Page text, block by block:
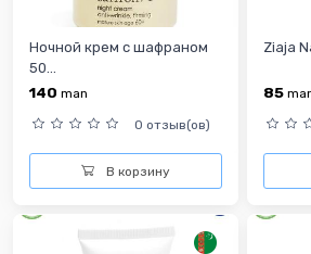
Ночной крем с шафраном
50...
140 man
0 отзыв(ов)
В корзину
Ziaja
85